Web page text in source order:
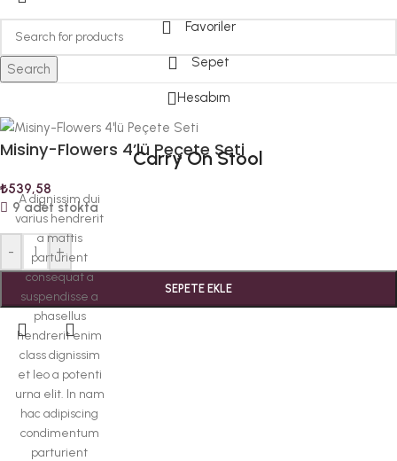
Search
Carry On Stool
A dignissim dui
varius hendrerit
a mattis
parturient
consequat a
suspendisse a
phasellus
hendrerit enim
class dignissim
et leo a potenti
urna elit. In nam
hac adipiscing
condimentum
parturient
Favoriler
Sepet
Hesabım
Misiny-Flowers 4’lü Peçete Seti
₺539,58
9 adet stokta
- +
SEPETE EKLE